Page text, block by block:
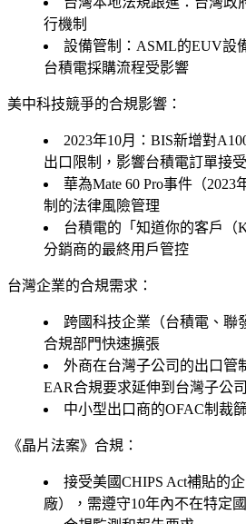
行機制
設備管制：ASML的EUV設
台積電採購流程受影響
美中科技競爭的合規影響：
2023年10月：BIS新增對
出口限制，影響台積電訂單接
華為Mate 60 Pro事件（
制的法律風險管理
台積電的「知道你的客戶（
分銷商的最終用戶管控
台灣企業的合規需求：
跨國科技企業（台積電、聯
合規部門快速擴張
外商在台灣子公司的出口管
EAR合規要求延伸到台灣子公司
中小型出口商的OFAC制裁
《晶片法案》合規：
接受美國CHIPS Act補貼的
廠），需遵守10年內不在特定